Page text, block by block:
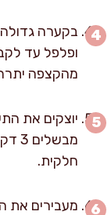
בקערה גדולה
ופלפל עד
מהקצפה יתרה
יוצקים את
חלקית.